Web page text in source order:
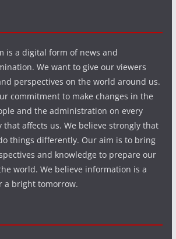
is a digital form of news and
We want to give our viewers
perspectives on the world around us.
commitment to make changes in the
and the administration on every
affects us. We believe strongly that
things differently. Our aim is to bring
and knowledge to prepare our
world. We believe information is a
a bright tomorrow.